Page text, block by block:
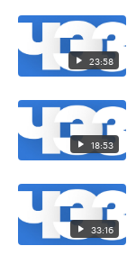
23:58
18:53
33:16